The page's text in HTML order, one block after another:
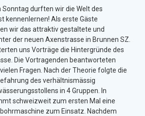
durften wir die Welt des
kennenlernen! Als erste Gäste
wir das attraktiv gestaltete und
der neuen Axenstrasse in Brunnen SZ.
uns Vorträge die Hintergründe des
Die Vortragenden beantworteten
Fragen. Nach der Theorie folgte die
des verhältnismässig
in 4 Gruppen. In
schweizweit zum ersten Mal eine
zum Einsatz. Nachdem